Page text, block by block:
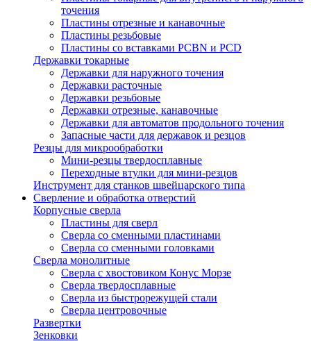
точения
Пластины отрезные и канавочные
Пластины резьбовые
Пластины со вставками PCBN и PCD
Державки токарные
Державки для наружного точения
Державки расточные
Державки резьбовые
Державки отрезные, канавочные
Державки для автоматов продольного точения
Запасные части для державок и резцов
Резцы для микрообработки
Мини-резцы твердосплавные
Переходные втулки для мини-резцов
Инструмент для станков швейцарского типа
Сверление и обработка отверстий
Корпусные сверла
Пластины для сверл
Сверла со сменными пластинами
Сверла со сменными головками
Сверла монолитные
Сверла с хвостовиком Конус Морзе
Сверла твердосплавные
Сверла из быстрорежущей стали
Сверла центровочные
Развертки
Зенковки